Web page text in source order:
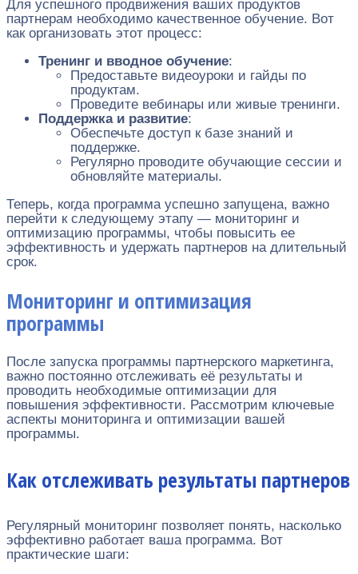
Для успешного продвижения ваших продуктов
партнерам необходимо качественное обучение. Вот
как организовать этот процесс:
Тренинг и вводное обучение:
Предоставьте видеоуроки и гайды по
продуктам.
Проведите вебинары или живые тренинги.
Поддержка и развитие:
Обеспечьте доступ к базе знаний и
поддержке.
Регулярно проводите обучающие сессии и
обновляйте материалы.
Теперь, когда программа успешно запущена, важно
перейти к следующему этапу — мониторинг и
оптимизацию программы, чтобы повысить ее
эффективность и удержать партнеров на длительный
срок.
Мониторинг и оптимизация
программы
После запуска программы партнерского маркетинга,
важно постоянно отслеживать её результаты и
проводить необходимые оптимизации для
повышения эффективности. Рассмотрим ключевые
аспекты мониторинга и оптимизации вашей
программы.
Как отслеживать результаты партнеров
Регулярный мониторинг позволяет понять, насколько
эффективно работает ваша программа. Вот
практические шаги: